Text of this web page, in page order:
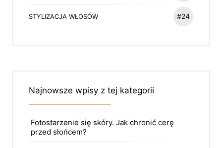
STYLIZACJA WŁOSÓW #24
Najnowsze wpisy z tej kategorii
Fotostarzenie się skóry. Jak chronić cerę
przed słońcem?